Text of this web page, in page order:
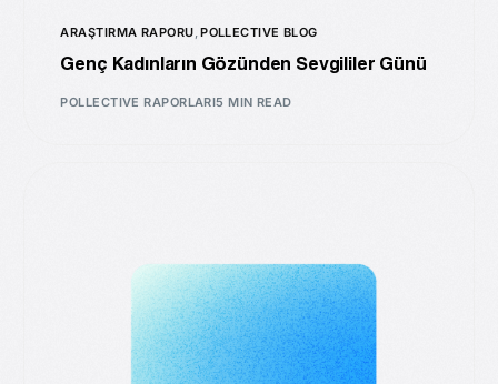
ARAŞTIRMA RAPORU,POLLECTIVE BLOG
Genç Kadınların Gözünden Sevgililer Günü
POLLECTIVE RAPORLARI5 MIN READ